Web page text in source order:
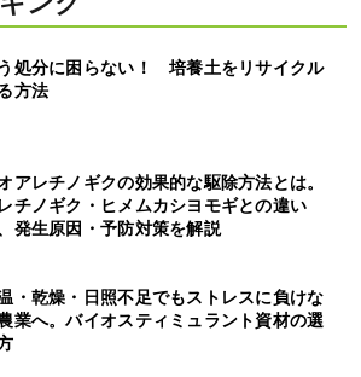
処分に困らない！ 培養土をリサイクル
方法
アレチノギクの効果的な駆除方法とは。
チノギク・ヒメムカシヨモギとの違い
発生原因・予防対策を解説
・乾燥・日照不足でもストレスに負けな
業へ。バイオスティミュラント資材の選